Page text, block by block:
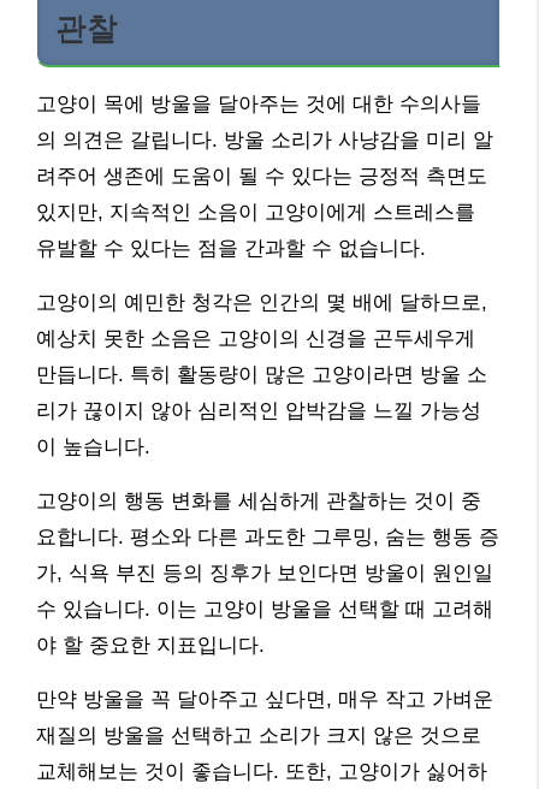
관찰
고양이 목에 방울을 달아주는 것에 대한 수의사들
의 의견은 갈립니다. 방울 소리가 사냥감을 미리 알
려주어 생존에 도움이 될 수 있다는 긍정적 측면도
있지만, 지속적인 소음이 고양이에게 스트레스를
유발할 수 있다는 점을 간과할 수 없습니다.
고양이의 예민한 청각은 인간의 몇 배에 달하므로,
예상치 못한 소음은 고양이의 신경을 곤두세우게
만듭니다. 특히 활동량이 많은 고양이라면 방울 소
리가 끊이지 않아 심리적인 압박감을 느낄 가능성
이 높습니다.
고양이의 행동 변화를 세심하게 관찰하는 것이 중
요합니다. 평소와 다른 과도한 그루밍, 숨는 행동 증
가, 식욕 부진 등의 징후가 보인다면 방울이 원인일
수 있습니다. 이는 고양이 방울을 선택할 때 고려해
야 할 중요한 지표입니다.
만약 방울을 꼭 달아주고 싶다면, 매우 작고 가벼운
재질의 방울을 선택하고 소리가 크지 않은 것으로
교체해보는 것이 좋습니다. 또한, 고양이가 싫어하